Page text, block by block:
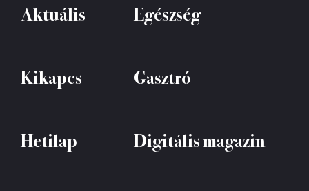
Aktuális Egészség
Kikapcs Gasztró
Hetilap Digitális magazin